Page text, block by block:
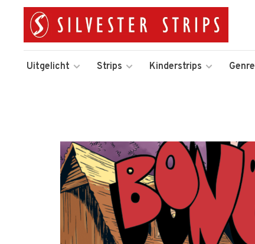
Uitgelicht Strips Kinderstrips Genre